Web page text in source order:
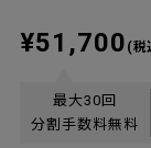
¥51,700 (税
最大30回
分割手数料無料